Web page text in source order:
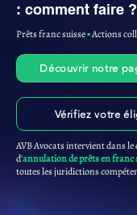
: comment faire ?
Prêts franc suisse▪︎Actions
Découvrir notre
Vérifiez votre
AVB Avocats intervient dans le
d'annulation de prêts en franc
toutes les juridictions